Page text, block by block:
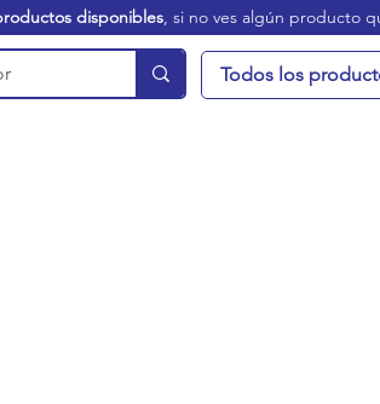
disponibles, si no ves algún producto
Todos los